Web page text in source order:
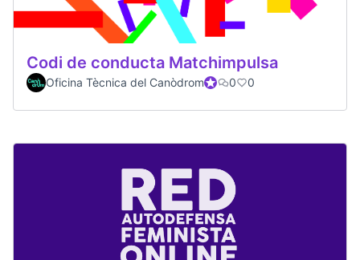
Codi de conducta Matchimpulsa
Oficina Tècnica del CanòdromOfficial participant
0 0